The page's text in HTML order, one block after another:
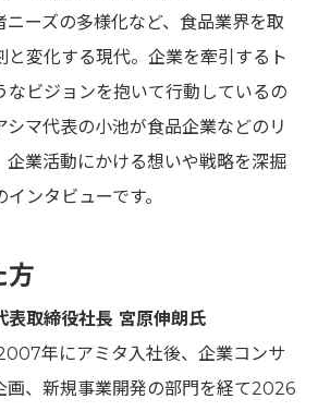
ニーズの多様化など、食品業界を取
と変化する現代。企業を牽引するト
なビジョンを抱いて行動しているの
シマ代表の小池が食品企業などのリ
企業活動にかける想いや戦略を深掘
ンタビューです。
方
取締役社長 宮原伸朗氏
年にアミタ入社後、企業コンサ
画、新規事業開発の部門を経て2026